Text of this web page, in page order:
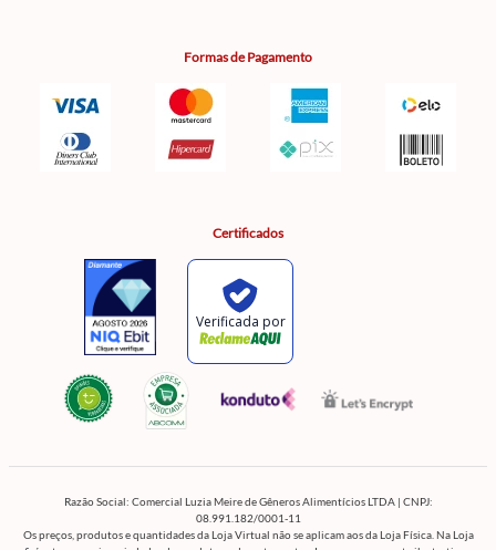
Formas de Pagamento
Certificados
Razão Social: Comercial Luzia Meire de Gêneros Alimentícios LTDA | CNPJ:
08.991.182/0001-11
Os preços, produtos e quantidades da Loja Virtual não se aplicam aos da Loja Física. Na Loja